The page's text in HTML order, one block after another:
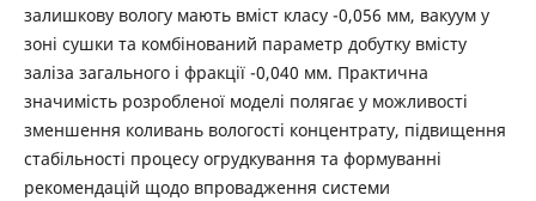
залишкову вологу мають вміст класу -0,056 мм, вакуум у
зоні сушки та комбінований параметр добутку вмісту
заліза загального і фракції -0,040 мм. Практична
значимість розробленої моделі полягає у можливості
зменшення коливань вологості концентрату, підвищення
стабільності процесу огрудкування та формуванні
рекомендацій щодо впровадження системи